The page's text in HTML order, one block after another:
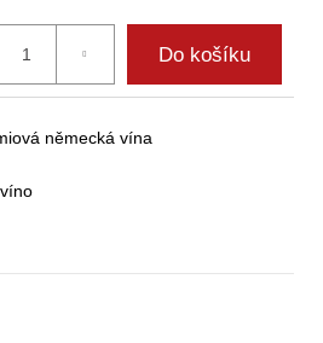
Do košíku
německá vína